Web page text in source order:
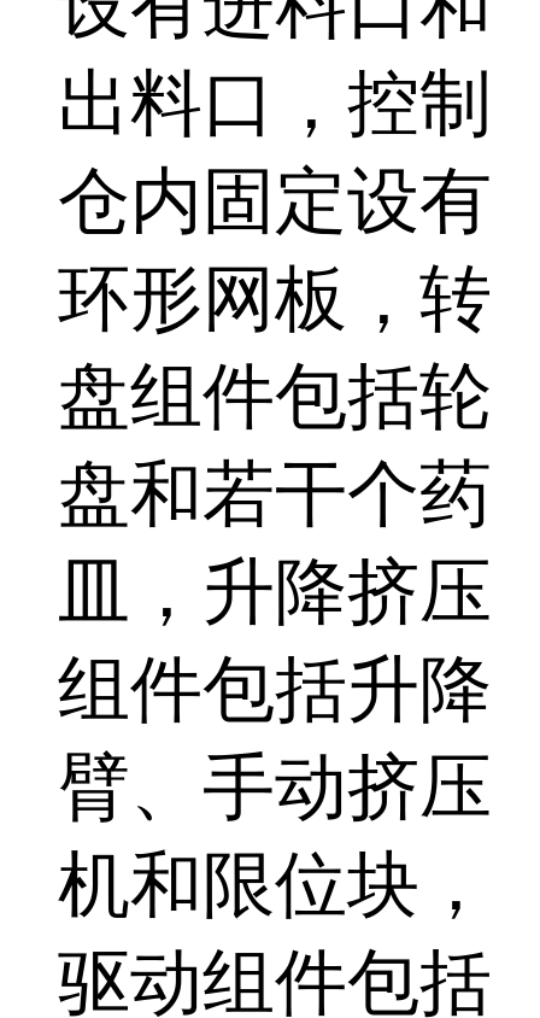
出料口，控制
仓内固定设有
环形网板，转
盘组件包括轮
盘和若干个药
皿，升降挤压
组件包括升降
臂、手动挤压
机和限位块，
驱动组件包括